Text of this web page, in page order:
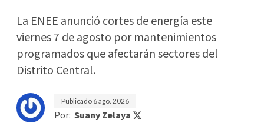
La ENEE anunció cortes de energía este
viernes 7 de agosto por mantenimientos
programados que afectarán sectores del
Distrito Central.
Publicado 6 ago. 2026
Por: Suany Zelaya